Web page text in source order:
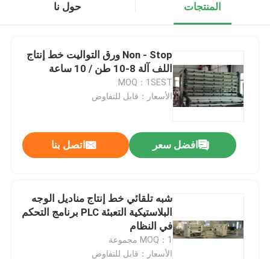
المنتجات حول نا
Non - Stop ورق التواليت خط إنتاج
اللف آلة 8-10 طن / 10 ساعة
MOQ：1SEST
الأسعار：قابل للتفاوض
افضل سعر اتصل بنا
شبه تلقائي خط إنتاج مناديل الوجه
البلاستيكية التعبئة PLC برنامج التحكم
في النظام
MOQ：1 مجموعة
الأسعار：قابل للتفاوض